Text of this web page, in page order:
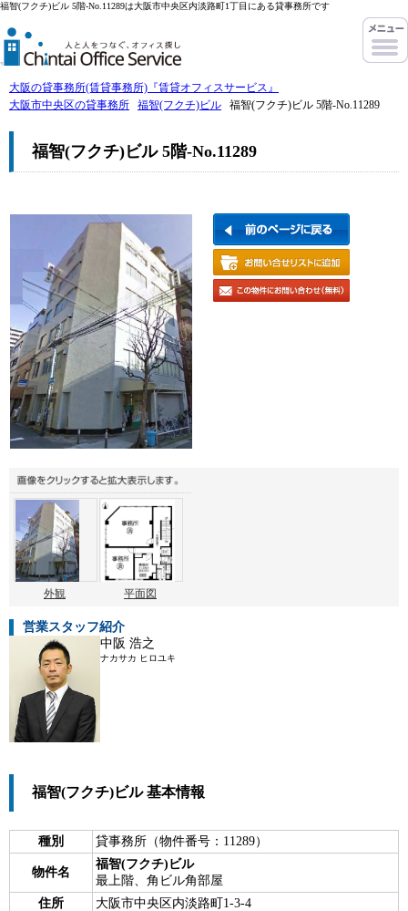
福智(フクチ)ビル 5階-No.11289は大阪市中央区内淡路町1丁目にある貸事務所です
大阪の貸事務所(賃貸事務所)『賃貸オフィスサービス』
大阪市中央区の貸事務所
福智(フクチ)ビル 福智(フクチ)ビル 5階-No.11289
福智(フクチ)ビル 5階-No.11289
外観 平面図
営業スタッフ紹介
中阪 浩之
ナカサカ ヒロユキ
福智(フクチ)ビル 基本情報
種別 貸事務所（物件番号：11289）
物件名
福智(フクチ)ビル
最上階、角ビル角部屋
住所
大阪市中央区内淡路町1-3-4